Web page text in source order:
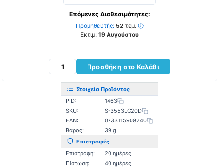
Επόμενες Διαθεσιμότητες:
Προμηθευτής: 52 τεμ.
Εκτιμ: 19 Αυγούστου
Προσθήκη στο Καλάθι
Στοιχεία Προϊόντος
PID:
1463
SKU:
S-3553LC20D
EAN:
0733115909240
Βάρος:
39 g
Επιστροφές
Επιστροφή:
20 ημέρες
Πίστωση:
40 ημέρες